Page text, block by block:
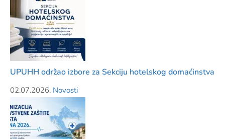
UPUHH održao izbore za Sekciju hotelskog domaćinstva
02.07.2026. Novosti